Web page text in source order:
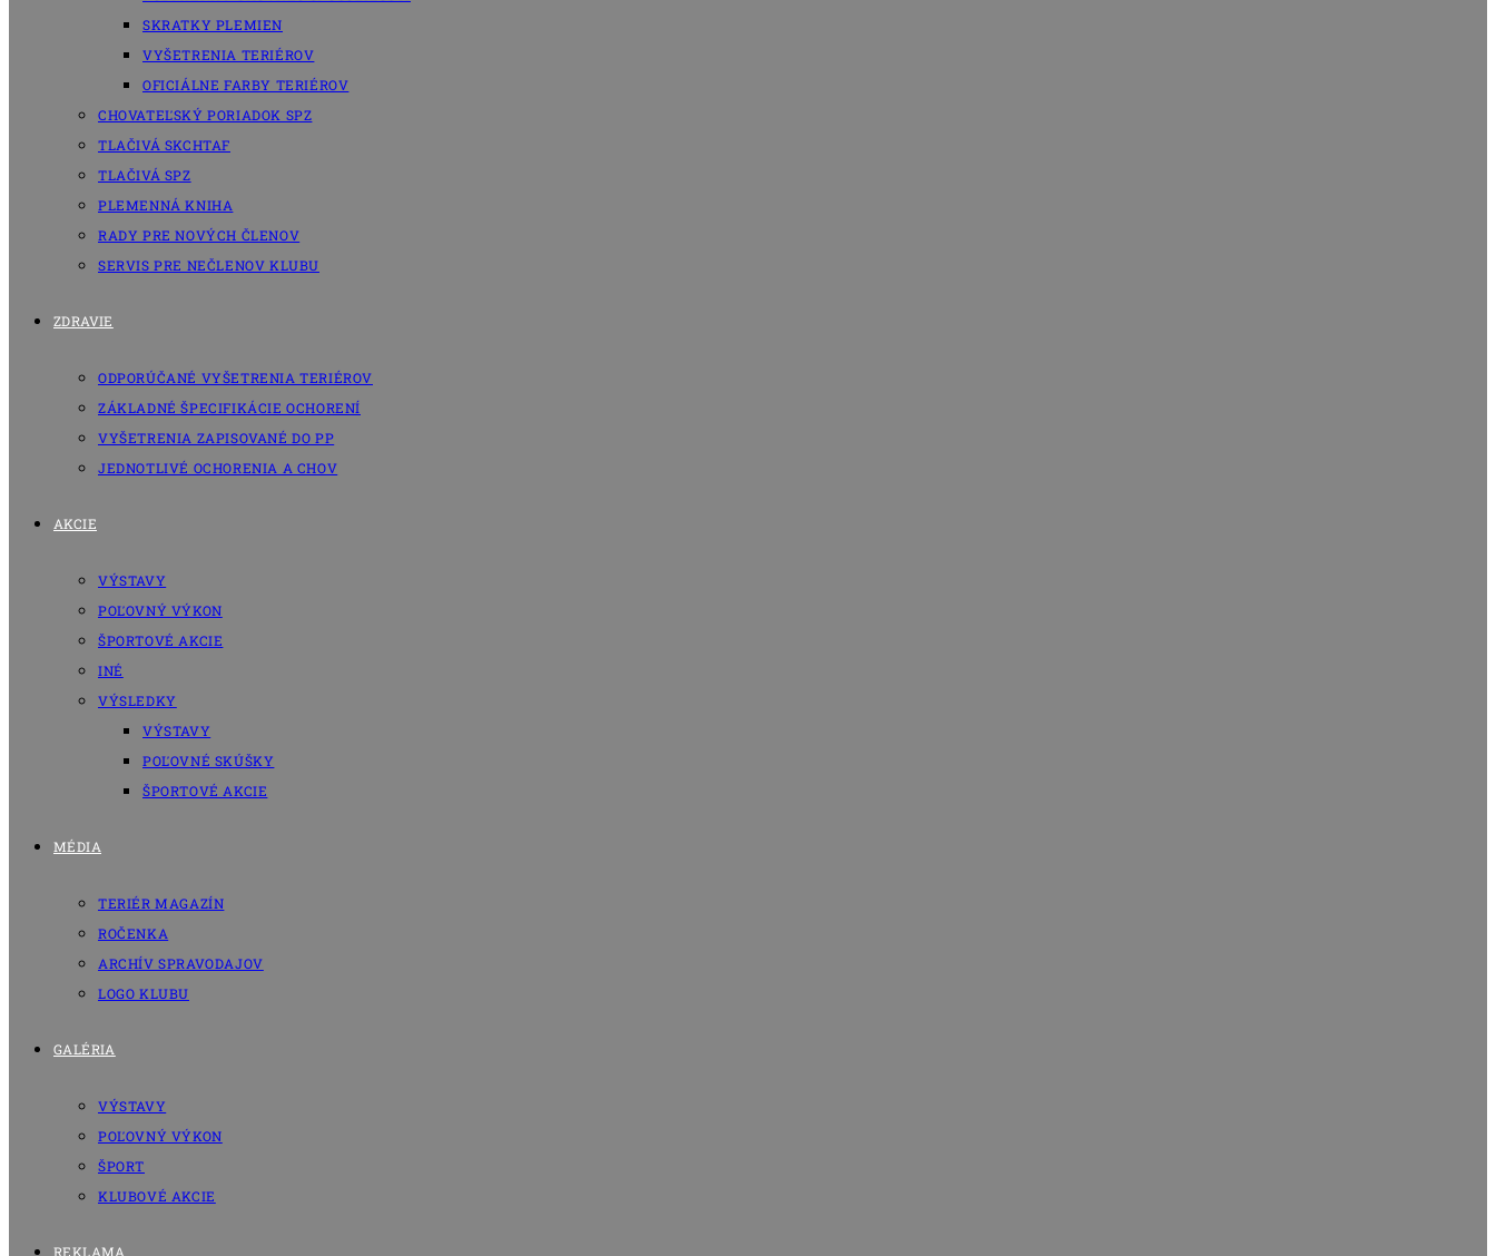
SKRATKY PLEMIEN
VYŠETRENIA TERIÉROV
OFICIÁLNE FARBY TERIÉROV
CHOVATEĽSKÝ PORIADOK SPZ
TLAČIVÁ SKCHTAF
TLAČIVÁ SPZ
PLEMENNÁ KNIHA
RADY PRE NOVÝCH ČLENOV
SERVIS PRE NEČLENOV KLUBU
ZDRAVIE
ODPORÚČANÉ VYŠETRENIA TERIÉROV
ZÁKLADNÉ ŠPECIFIKÁCIE OCHORENÍ
VYŠETRENIA ZAPISOVANÉ DO PP
JEDNOTLIVÉ OCHORENIA A CHOV
AKCIE
VÝSTAVY
POĽOVNÝ VÝKON
ŠPORTOVÉ AKCIE
INÉ
VÝSLEDKY
VÝSTAVY
POĽOVNÉ SKÚŠKY
ŠPORTOVÉ AKCIE
MÉDIA
TERIÉR MAGAZÍN
ROČENKA
ARCHÍV SPRAVODAJOV
LOGO KLUBU
GALÉRIA
VÝSTAVY
POĽOVNÝ VÝKON
ŠPORT
KLUBOVÉ AKCIE
REKLAMA